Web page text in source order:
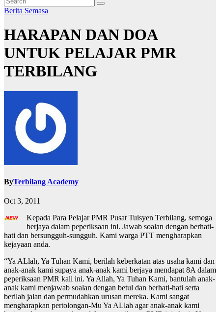
Berita Semasa
HARAPAN DAN DOA
UNTUK PELAJAR PMR
TERBILANG
ByTerbilang Academy
Oct 3, 2011
Kepada Para Pelajar PMR Pusat Tuisyen Terbilang, semoga
berjaya dalam peperiksaan ini. Jawab soalan dengan berhati-
hati dan bersungguh-sungguh. Kami warga PTT mengharapkan
kejayaan anda.
“Ya ALlah, Ya Tuhan Kami, berilah keberkatan atas usaha kami dan
anak-anak kami supaya anak-anak kami berjaya mendapat 8A dalam
peperiksaan PMR kali ini. Ya Allah, Ya Tuhan Kami, bantulah anak-
anak kami menjawab soalan dengan betul dan berhati-hati serta
berilah jalan dan permudahkan urusan mereka. Kami sangat
mengharapkan pertolongan-Mu Ya ALlah agar anak-anak kami